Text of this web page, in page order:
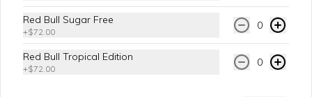
Red Bull Sugar Free
+$72.00
0
Red Bull Tropical Edition
+$72.00
0